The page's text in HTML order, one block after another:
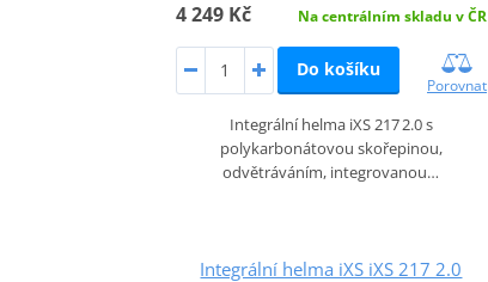
4 249 Kč Na centrálním skladu v ČR
Do košíku
Porovnat
Integrální helma iXS 217 2.0 s
polykarbonátovou skořepinou,
odvětráváním, integrovanou…
Integrální helma iXS iXS 217 2.0